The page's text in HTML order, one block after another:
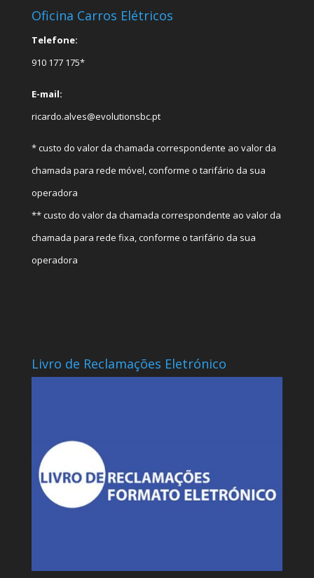
Oficina Carros Elétricos
Telefone:
910 177 175*
E-mail:
ricardo.alves@evolutionsbc.pt
* custo do valor da chamada correspondente ao valor da
chamada para rede móvel, conforme o tarifário da sua
operadora
** custo do valor da chamada correspondente ao valor da
chamada para rede fixa, conforme o tarifário da sua
operadora
Livro de Reclamações Eletrónico